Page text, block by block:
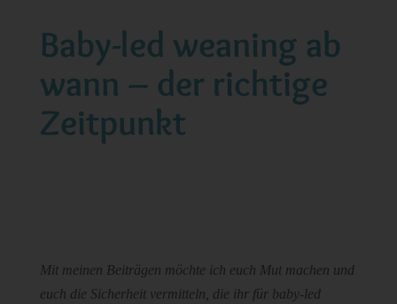
Baby-led weaning ab
wann – der richtige
Zeitpunkt
Mit meinen Beiträgen möchte ich euch Mut machen und
euch die Sicherheit vermitteln, die ihr für baby-led